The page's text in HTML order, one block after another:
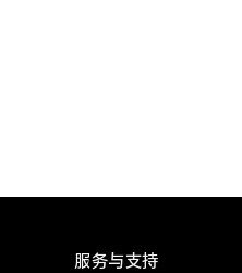
服务与支持